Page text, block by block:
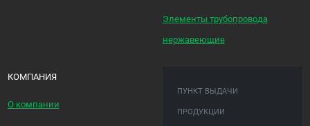
Элементы трубопровода
нержавеющие
КОМПАНИЯ
О компании
ПУНКТ ВЫДАЧИ
ПРОДУКЦИИ